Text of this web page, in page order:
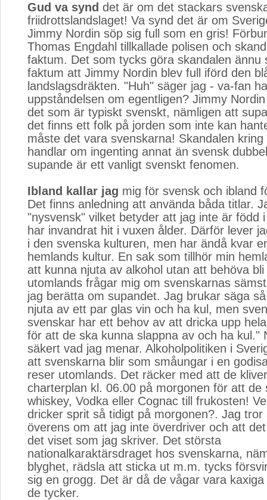
Gud va synd det är om det stackars
friidrottslandslaget! Va synd det är om
Jimmy Nordin söp sig full som en gris!
Thomas Engdahl tillkallade polisen och
faktum. Det som tycks göra skandalen ännu
faktum att Jimmy Nordin blev full iförd den
landslagsdräkten. "Huh" säger jag - va-fan
uppståndelsen om egentligen? Jimmy
det som är typiskt svenskt, nämligen att
det finns ett folk på jorden som inte kan
måste det vara svenskarna! Skandalen
handlar om ingenting annat än svensk
supande är ett vanligt svenskt fenomen.
Ibland kallar jag mig för svensk och ibland
Det finns anledning att använda båda titlar.
"nysvensk" vilket betyder att jag inte är född
har invandrat hit i vuxen ålder. Därför lever
i den svenska kulturen, men har ändå kvar
hemlands kultur. En sak som tillhör min
att kunna njuta av alkohol utan att behöva
utomlands frågar mig om svenskarnas
jag berätta om supandet. Jag brukar säga
njuta av ett par glas vin och ha kul, men
svenskar har ett behov av att dricka upp
för att de ska kunna slappna av och ha kul."
säkert vad jag menar. Alkoholpolitiken i
att svenskarna blir som småungar i en
reser utomlands. Det räcker med att de
charterplan kl. 06.00 på morgonen för att de
whiskey, Vodka eller Cognac till frukosten!
dricker sprit så tidigt på morgonen?. Jag
överens om att jag inte överdriver och att
det viset som jag skriver. Det största
nationalkaraktärsdraget hos svenskarna,
blyghet, rädsla att sticka ut m.m. tycks
sig en grogg. Det är då de vågar vara
de tycker.